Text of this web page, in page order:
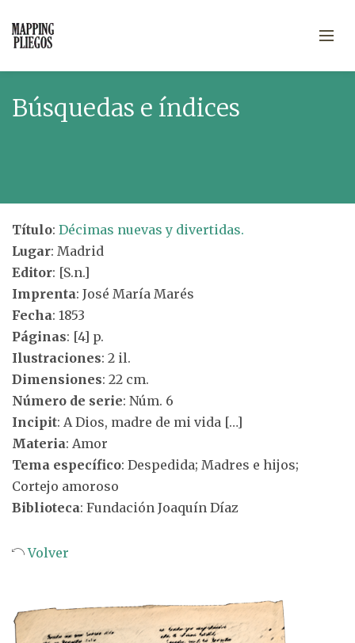
Búsquedas e índices
Título: Décimas nuevas y divertidas.
Lugar: Madrid
Editor: [S.n.]
Imprenta: José María Marés
Fecha: 1853
Páginas: [4] p.
Ilustraciones: 2 il.
Dimensiones: 22 cm.
Número de serie: Núm. 6
Incipit: A Dios, madre de mi vida […]
Materia: Amor
Tema específico: Despedida; Madres e hijos;
Cortejo amoroso
Biblioteca: Fundación Joaquín Díaz
Volver